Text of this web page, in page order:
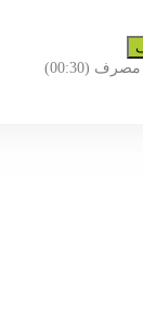
مصرف (00:
30
)